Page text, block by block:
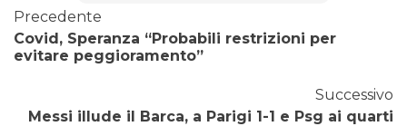
Precedente
Covid, Speranza “Probabili restrizioni per
evitare peggioramento”
Successivo
Messi illude il Barca, a Parigi 1-1 e Psg ai quarti